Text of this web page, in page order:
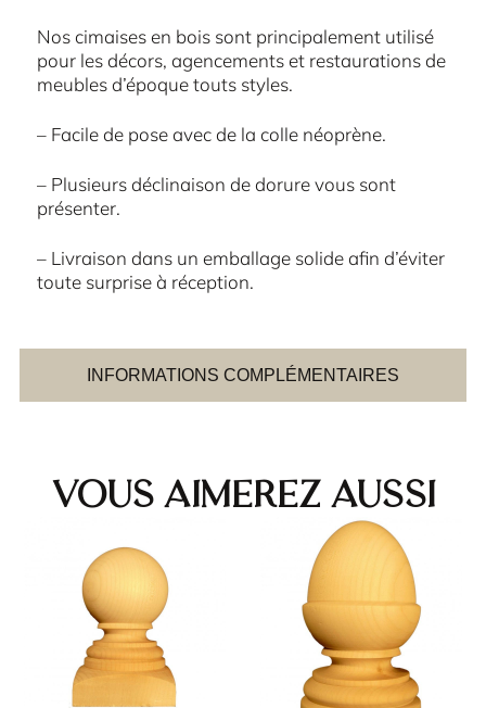
INFORMATIONS COMPLÉMENTAIRES
Nos cimaises en bois sont principalement utilisé
pour les décors, agencements et restaurations de
meubles d’époque touts styles.
– Facile de pose avec de la colle néoprène.
– Plusieurs déclinaison de dorure vous sont
présenter.
– Livraison dans un emballage solide afin d’éviter
toute surprise à réception.
Vous aimerez aussi